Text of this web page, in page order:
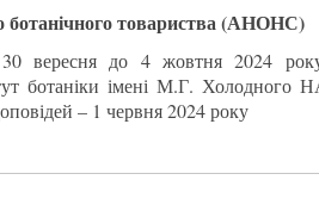
ботанічного товариства (АНОНС)
30 вересня до 4 жовтня 2024
ботаніки імені М.Г.
– 1 червня 2024 року